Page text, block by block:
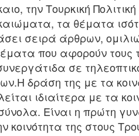
την Τουρκική
τα θέματα
σειρά άρθρων,
που αφορούν τους
σε
δράση της με τα
ιδιαίτερα με τα
Είναι η πρώτη
κοινότητα της στους